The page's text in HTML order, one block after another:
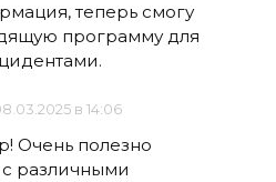
теперь смогу
программу для
в 14:06
Очень полезно
различными